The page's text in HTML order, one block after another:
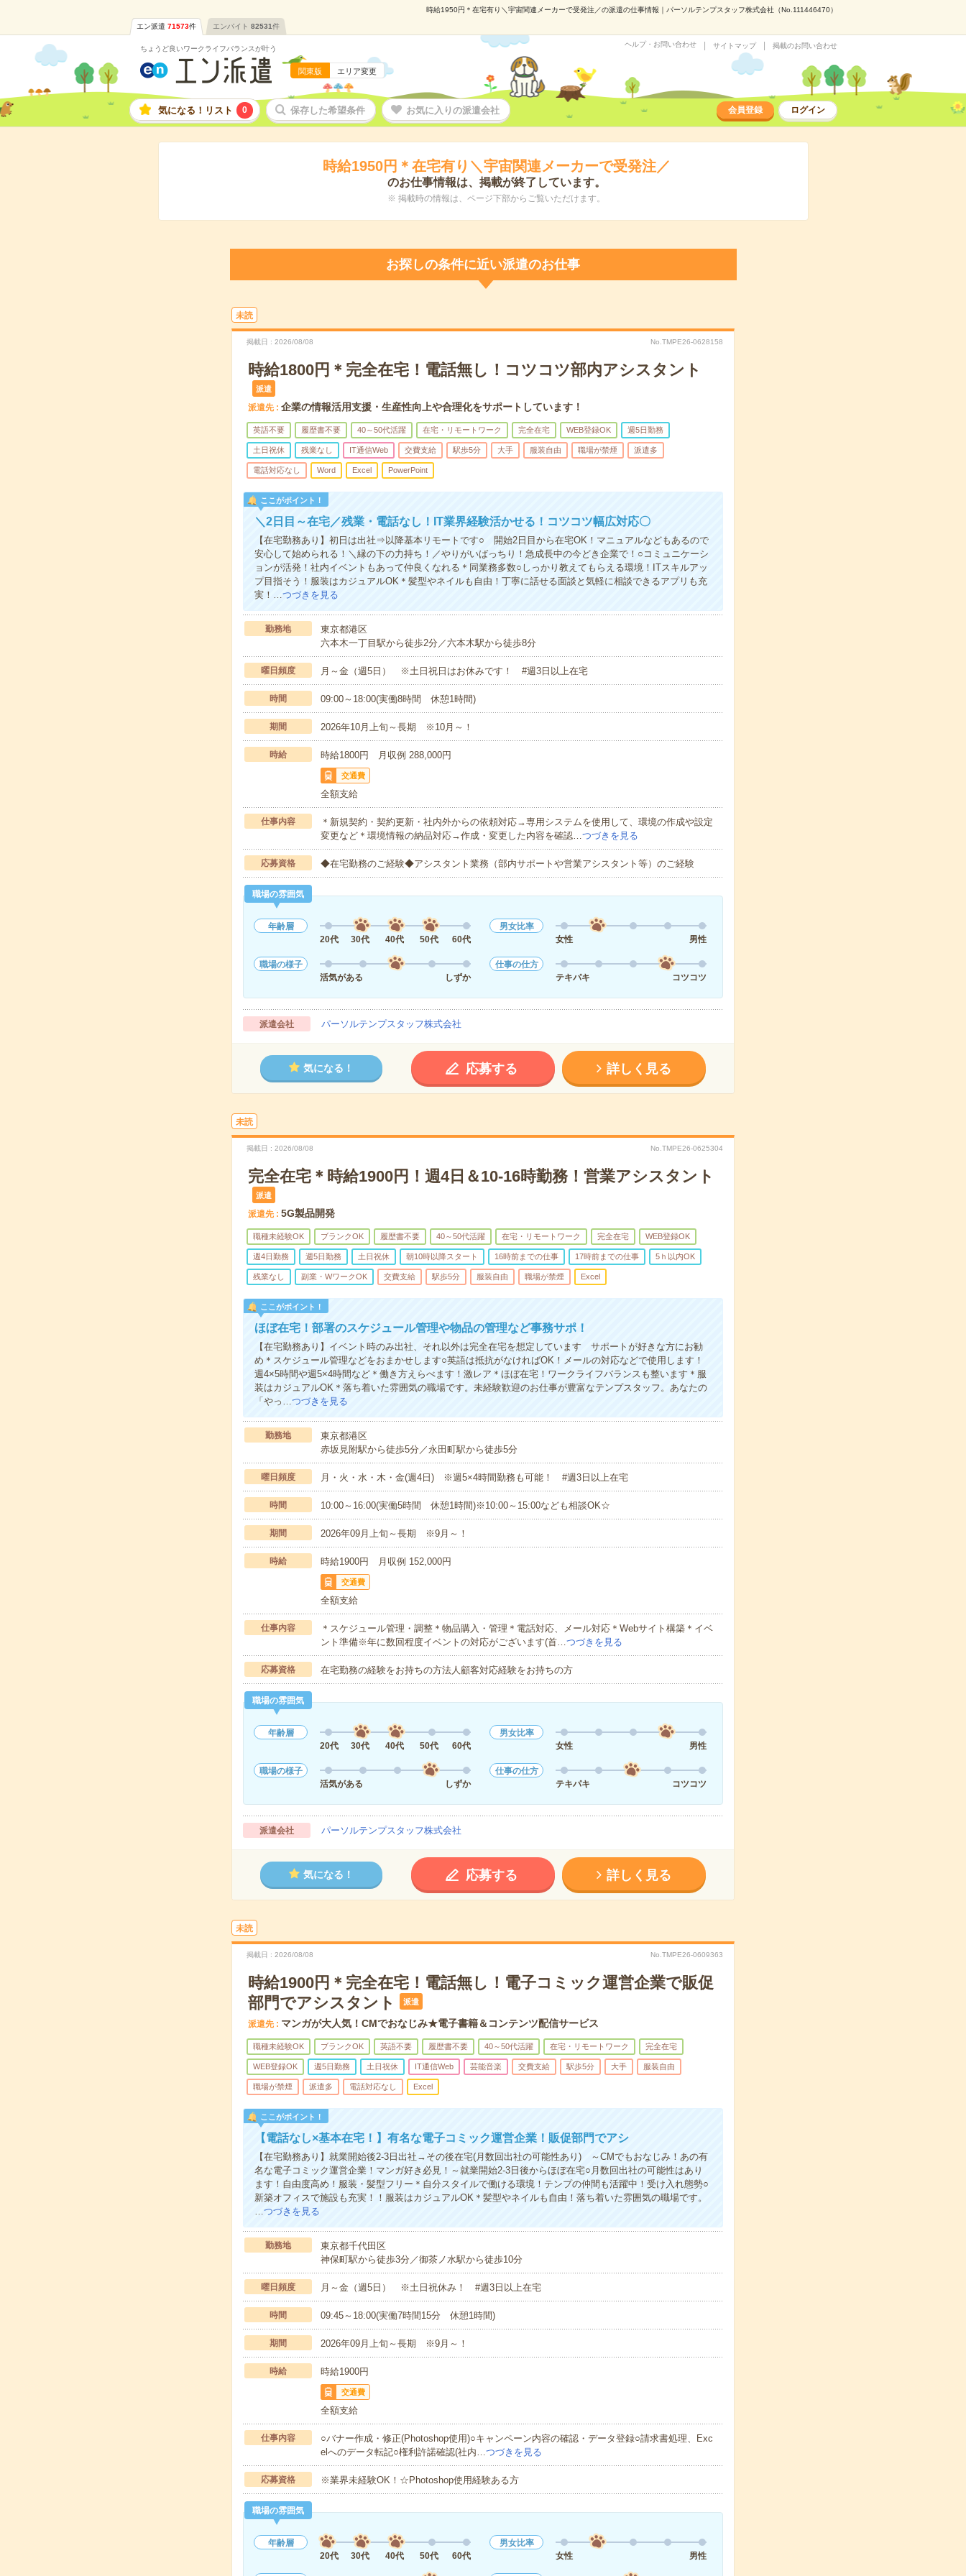
時給1950円＊在宅有り＼宇宙関連メーカーで受発注／の派遣の仕事情報｜パーソルテンプスタッフ株式会社（No.111446470）
エン派遣 71573件 エンバイト 82531件
ちょうど良いワークライフバランスが叶う
関東版 エリア変更
ヘルプ・お問い合わせ サイトマップ 掲載のお問い合わせ
気になる！リスト 0 保存した希望条件 お気に入りの派遣会社 会員登録 ログイン
時給1950円＊在宅有り＼宇宙関連メーカーで受発注／
のお仕事情報は、掲載が終了しています。
※ 掲載時の情報は、ページ下部からご覧いただけます。
お探しの条件に近い派遣のお仕事
未読
掲載日 2026/08/08 No.TMPE26-0628158
時給1800円＊完全在宅！電話無し！コツコツ部内アシスタント
派遣
派遣先 企業の情報活用支援・生産性向上や合理化をサポートしています！
英語不要 履歴書不要 40～50代活躍 在宅・リモートワーク 完全在宅 WEB登録OK 週5日勤務
土日祝休 残業なし IT通信Web 交費支給 駅歩5分 大手 服装自由 職場が禁煙 派遣多
電話対応なし Word Excel PowerPoint
ここがポイント！
＼2日目～在宅／残業・電話なし！IT業界経験活かせる！コツコツ幅広対応〇
【在宅勤務あり】初日は出社⇒以降基本リモートです○ 開始2日目から在宅OK！マニュアルなどもあるので
安心して始められる！＼縁の下の力持ち！／やりがいばっちり！急成長中の今どき企業で！○コミュニケーシ
ョンが活発！社内イベントもあって仲良くなれる＊同業務多数○しっかり教えてもらえる環境！ITスキルアッ
プ目指そう！服装はカジュアルOK＊髪型やネイルも自由！丁寧に話せる面談と気軽に相談できるアプリも充
実！…つづきを見る
勤務地
東京都港区
六本木一丁目駅から徒歩2分／六本木駅から徒歩8分
曜日頻度 月～金（週5日） ※土日祝日はお休みです！ #週3日以上在宅
時間 09:00～18:00(実働8時間 休憩1時間)
期間 2026年10月上旬～長期 ※10月～！
時給 時給1800円 月収例 288,000円
交通費
全額支給
仕事内容
＊新規契約・契約更新・社内外からの依頼対応→専用システムを使用して、環境の作成や設定
変更など＊環境情報の納品対応→作成・変更した内容を確認…つづきを見る
応募資格 ◆在宅勤務のご経験◆アシスタント業務（部内サポートや営業アシスタント等）のご経験
職場の雰囲気
年齢層
20代
30代 40代 50代 60代
男女比率
女性
男性
職場の様子
活気がある
しずか
仕事の仕方
テキパキ
コツコツ
派遣会社 パーソルテンプスタッフ株式会社
気になる！ 応募する 詳しく見る
未読
掲載日 2026/08/08 No.TMPE26-0625304
完全在宅＊時給1900円！週4日＆10-16時勤務！営業アシスタント
派遣
派遣先 5G製品開発
職種未経験OK ブランクOK 履歴書不要 40～50代活躍 在宅・リモートワーク 完全在宅 WEB登録OK
週4日勤務 週5日勤務 土日祝休 朝10時以降スタート 16時前までの仕事 17時前までの仕事 5ｈ以内OK
残業なし 副業・WワークOK 交費支給 駅歩5分 服装自由 職場が禁煙 Excel
ここがポイント！
ほぼ在宅！部署のスケジュール管理や物品の管理など事務サポ！
【在宅勤務あり】イベント時のみ出社、それ以外は完全在宅を想定しています サポートが好きな方にお勧
め＊スケジュール管理などをおまかせします○英語は抵抗がなければOK！メールの対応などで使用します！
週4×5時間や週5×4時間など＊働き方えらべます！激レア＊ほぼ在宅！ワークライフバランスも整います＊服
装はカジュアルOK＊落ち着いた雰囲気の職場です。未経験歓迎のお仕事が豊富なテンプスタッフ。あなたの
「やっ…つづきを見る
勤務地
東京都港区
赤坂見附駅から徒歩5分／永田町駅から徒歩5分
曜日頻度 月・火・水・木・金(週4日) ※週5×4時間勤務も可能！ #週3日以上在宅
時間 10:00～16:00(実働5時間 休憩1時間)※10:00～15:00なども相談OK☆
期間 2026年09月上旬～長期 ※9月～！
時給 時給1900円 月収例 152,000円
交通費
全額支給
仕事内容
＊スケジュール管理・調整＊物品購入・管理＊電話対応、メール対応＊Webサイト構築＊イベ
ント準備※年に数回程度イベントの対応がございます(首…つづきを見る
応募資格 在宅勤務の経験をお持ちの方法人顧客対応経験をお持ちの方
職場の雰囲気
年齢層
20代
30代 40代 50代 60代
男女比率
女性
男性
職場の様子
活気がある
しずか
仕事の仕方
テキパキ
コツコツ
派遣会社 パーソルテンプスタッフ株式会社
気になる！ 応募する 詳しく見る
未読
掲載日 2026/08/08 No.TMPE26-0609363
時給1900円＊完全在宅！電話無し！電子コミック運営企業で販促
部門でアシスタント
派遣
派遣先 マンガが大人気！CMでおなじみ★電子書籍＆コンテンツ配信サービス
職種未経験OK ブランクOK 英語不要 履歴書不要 40～50代活躍 在宅・リモートワーク 完全在宅
WEB登録OK 週5日勤務 土日祝休 IT通信Web 芸能音楽 交費支給 駅歩5分 大手 服装自由
職場が禁煙 派遣多 電話対応なし Excel
ここがポイント！
【電話なし×基本在宅！】有名な電子コミック運営企業！販促部門でアシ
【在宅勤務あり】就業開始後2-3日出社→その後在宅(月数回出社の可能性あり) ～CMでもおなじみ！あの有
名な電子コミック運営企業！マンガ好き必見！～就業開始2-3日後からほぼ在宅○月数回出社の可能性はあり
ます！自由度高め！服装・髪型フリー＊自分スタイルで働ける環境！テンプの仲間も活躍中！受け入れ態勢○
新築オフィスで施設も充実！！服装はカジュアルOK＊髪型やネイルも自由！落ち着いた雰囲気の職場です。
…つづきを見る
勤務地
東京都千代田区
神保町駅から徒歩3分／御茶ノ水駅から徒歩10分
曜日頻度 月～金（週5日） ※土日祝休み！ #週3日以上在宅
時間 09:45～18:00(実働7時間15分 休憩1時間)
期間 2026年09月上旬～長期 ※9月～！
時給 時給1900円
交通費
全額支給
仕事内容
○バナー作成・修正(Photoshop使用)○キャンペーン内容の確認・データ登録○請求書処理、Exc
elへのデータ転記○権利許諾確認(社内…つづきを見る
応募資格 ※業界未経験OK！☆Photoshop使用経験ある方
職場の雰囲気
年齢層
20代
30代 40代 50代 60代
男女比率
女性
男性